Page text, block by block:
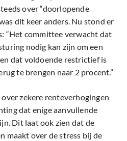
over “doorlopende
dit keer anders. Nu stond er
“Het committee verwacht dat
nodig kan zijn om een
dat voldoende restrictief is
te brengen naar 2 procent.”
zekere renteverhogingen
dat enige aanvullende
Dit laat ook zien dat de
maakt over de stress bij de